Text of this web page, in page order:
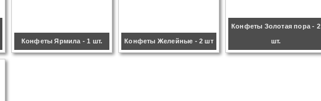
Конфеты Ярмила - 1 шт. Конфеты Желейные - 2 шт
Конфеты Золотая пора - 2
шт.